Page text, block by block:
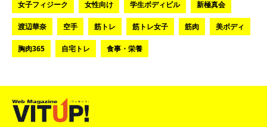
女子フィジーク 女性向け 学生ボディビル 新極真会
渡辺華奈 空手 筋トレ 筋トレ女子 筋肉 美ボディ
胸肉365 自宅トレ 食事・栄養